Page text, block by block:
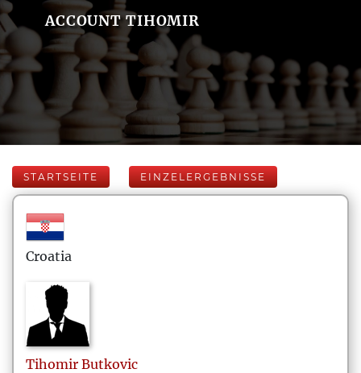
ACCOUNT TIHOMIR
STARTSEITE EINZELERGEBNISSE
Croatia
Tihomir Butkovic